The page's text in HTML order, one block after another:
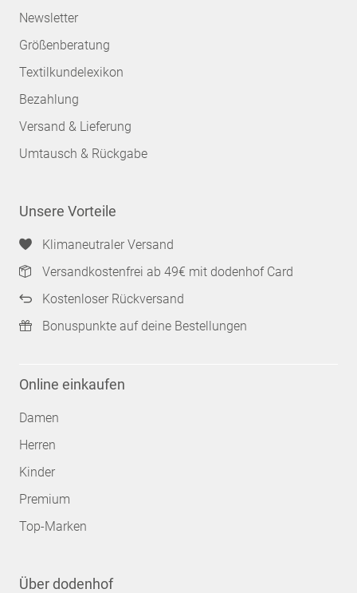
Newsletter
Größenberatung
Textilkundelexikon
Bezahlung
Versand & Lieferung
Umtausch & Rückgabe
Unsere Vorteile
Klimaneutraler Versand
Versandkostenfrei ab 49€ mit dodenhof Card
Kostenloser Rückversand
Bonuspunkte auf deine Bestellungen
Online einkaufen
Damen
Herren
Kinder
Premium
Top-Marken
Über dodenhof